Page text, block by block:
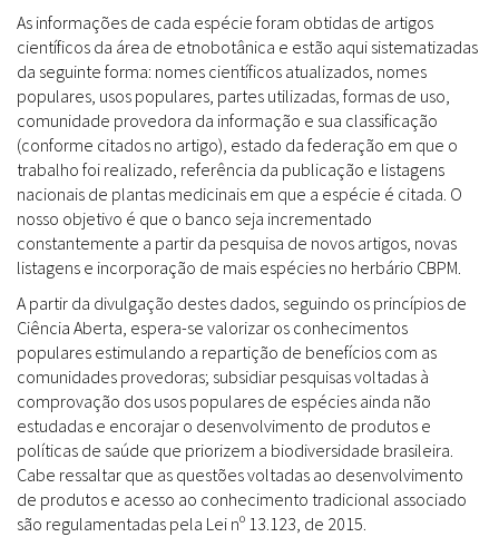
As informações de cada espécie foram obtidas de artigos
científicos da área de etnobotânica e estão aqui sistematizadas
da seguinte forma: nomes científicos atualizados, nomes
populares, usos populares, partes utilizadas, formas de uso,
comunidade provedora da informação e sua classificação
(conforme citados no artigo), estado da federação em que o
trabalho foi realizado, referência da publicação e listagens
nacionais de plantas medicinais em que a espécie é citada. O
nosso objetivo é que o banco seja incrementado
constantemente a partir da pesquisa de novos artigos, novas
listagens e incorporação de mais espécies no herbário CBPM.
A partir da divulgação destes dados, seguindo os princípios de
Ciência Aberta, espera-se valorizar os conhecimentos
populares estimulando a repartição de benefícios com as
comunidades provedoras; subsidiar pesquisas voltadas à
comprovação dos usos populares de espécies ainda não
estudadas e encorajar o desenvolvimento de produtos e
políticas de saúde que priorizem a biodiversidade brasileira.
Cabe ressaltar que as questões voltadas ao desenvolvimento
de produtos e acesso ao conhecimento tradicional associado
são regulamentadas pela Lei nº 13.123, de 2015.